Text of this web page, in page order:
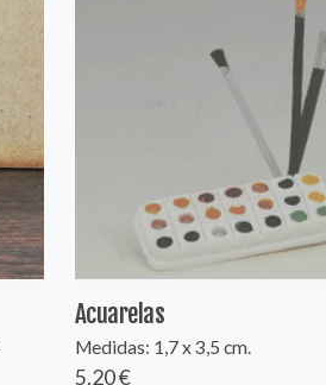
Acuarelas
Medidas: 1,7 x 3,5 cm.
5,20 €